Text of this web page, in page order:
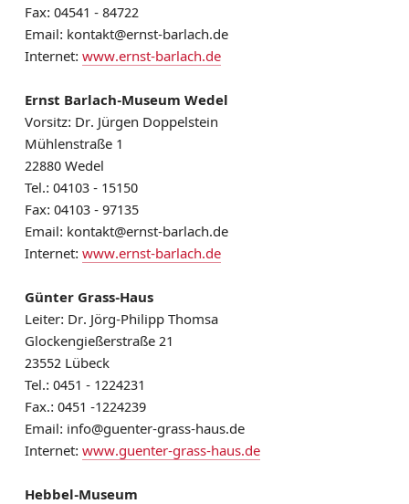
Fax: 04541 - 84722
Email: kontakt@ernst-barlach.de
Internet: www.ernst-barlach.de
Ernst Barlach-Museum Wedel
Vorsitz: Dr. Jürgen Doppelstein
Mühlenstraße 1
22880 Wedel
Tel.: 04103 - 15150
Fax: 04103 - 97135
Email: kontakt@ernst-barlach.de
Internet: www.ernst-barlach.de
Günter Grass-Haus
Leiter: Dr. Jörg-Philipp Thomsa
Glockengießerstraße 21
23552 Lübeck
Tel.: 0451 - 1224231
Fax.: 0451 -1224239
Email: info@guenter-grass-haus.de
Internet: www.guenter-grass-haus.de
Hebbel-Museum
BESTELLSERVICE
KONTAKT & ANFAHRT